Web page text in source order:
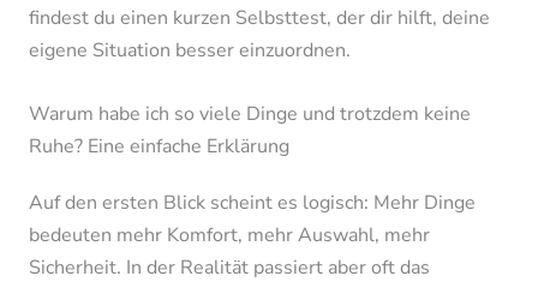
findest du einen kurzen Selbsttest, der dir hilft, deine
eigene Situation besser einzuordnen.
Warum habe ich so viele Dinge und trotzdem keine
Ruhe? Eine einfache Erklärung
Auf den ersten Blick scheint es logisch: Mehr Dinge
bedeuten mehr Komfort, mehr Auswahl, mehr
Sicherheit. In der Realität passiert aber oft das